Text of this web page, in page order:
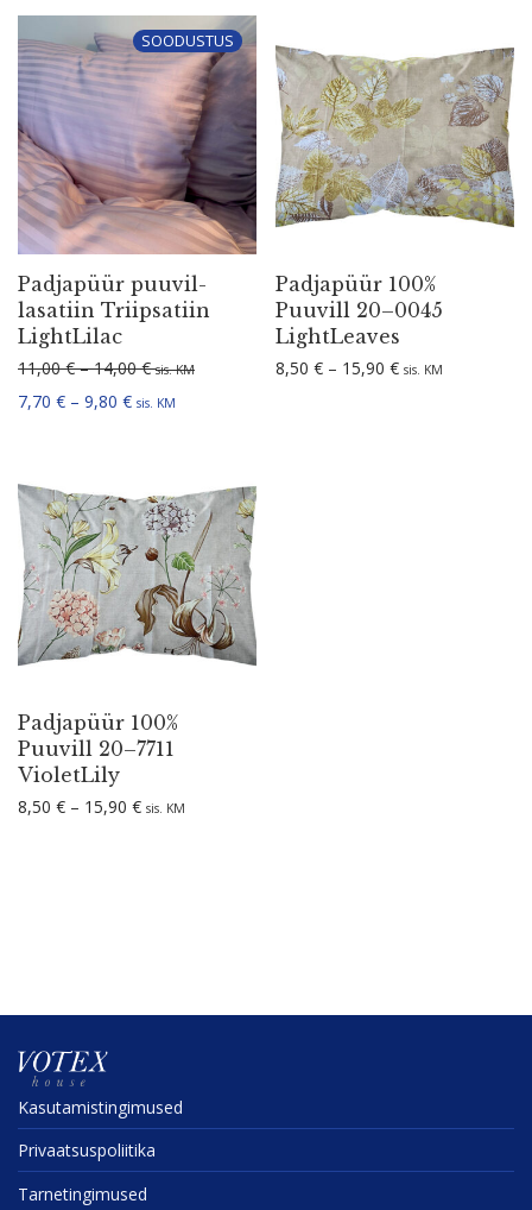
SOODUSTUS
Padjapüür puuvil­
la­satiin Triip­satiin
LightLilac
11,00€ – 14,00€Hinnavahemik: 11,00 € kuni 14,00 €
sis. KM
7,70 € – 9,80 €Hinnavahemik: 7,70 € kuni 9,80 €
sis. KM
Padjapüür 100%
Puuvill 20–0045
LightLeaves
8,50 € – 15,90 €Hinnavahemik:
sis. KM
Padjapüür 100%
Puuvill 20–7711
VioletLily
8,50 € – 15,90 €Hinnavahemik: 8,50 € kuni 15,90 €
sis. KM
Kasuta­mis­tin­gi­mused
Privaat­sus­po­liitika
Tarne­tin­gi­mused